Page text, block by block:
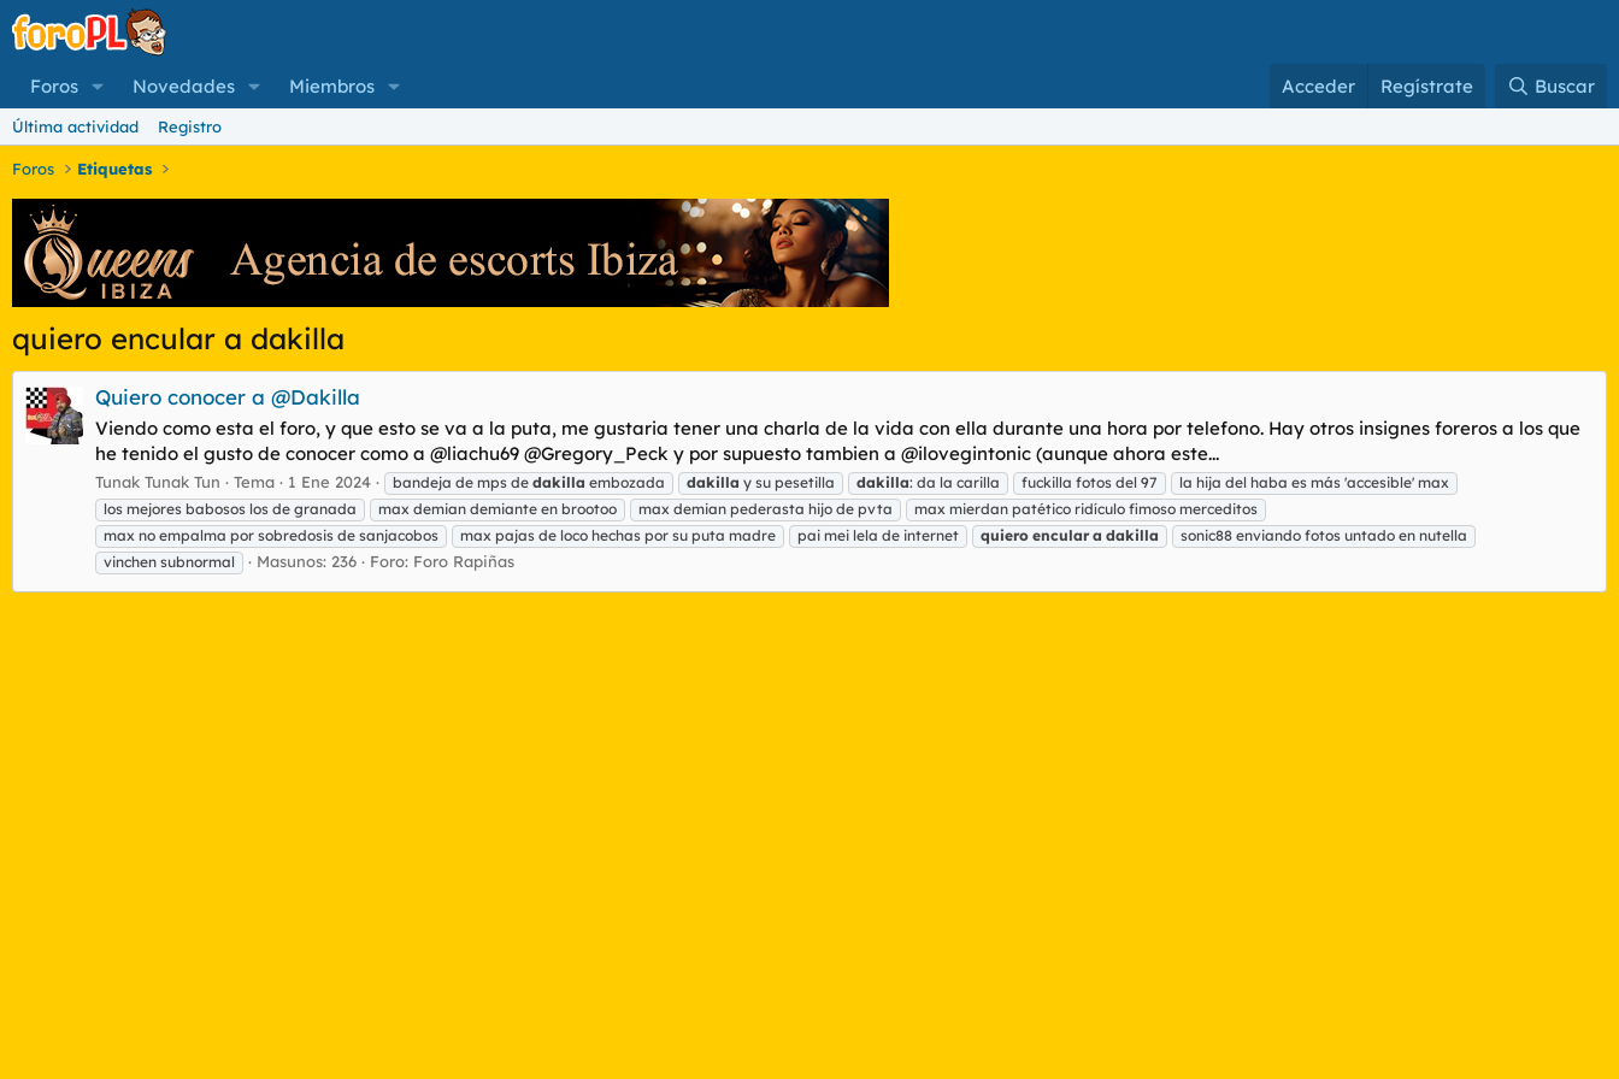
Foros Novedades Miembros Acceder Regístrate Buscar
Última actividad Registro
Foros Etiquetas
quiero encular a dakilla
Quiero conocer a @Dakilla
Viendo como esta el foro, y que esto se va a la puta, me gustaria tener una charla de la vida con ella durante una hora por telefono. Hay otros insignes foreros a los que
he tenido el gusto de conocer como a @liachu69 @Gregory_Peck y por supuesto tambien a @ilovegintonic (aunque ahora este...
Tunak Tunak Tun Tema 1 Ene 2024 bandeja de mps de dakilla embozada dakilla y su pesetilla dakilla: da la carilla fuckilla fotos del 97
la hija del haba es más 'accesible' max
los mejores babosos los de granada
max demian demiante en brootoo max demian pederasta hijo de pvta
max mierdan patético ridículo fimoso merceditos
max no empalma por sobredosis de sanjacobos
max pajas de loco hechas por su puta madre pai mei lela de internet quiero encular a dakilla
sonic88 enviando fotos untado en nutella
vinchen subnormal
Masunos: 236 Foro: Foro Rapiñas